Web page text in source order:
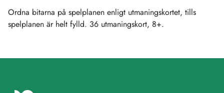
Ordna bitarna på spelplanen enligt utmaningskortet, tills
spelplanen är helt fylld. 36 utmaningskort, 8+.